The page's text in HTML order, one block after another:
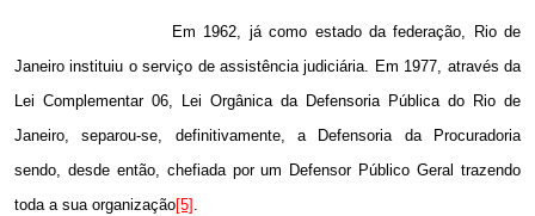
Em 1962, já como estado da federação, Rio de
Janeiro instituiu o serviço de assistência judiciária. Em 1977, através da
Lei Complementar 06, Lei Orgânica da Defensoria Pública do Rio de
Janeiro, separou-se, definitivamente, a Defensoria da Procuradoria
sendo, desde então, chefiada por um Defensor Público Geral trazendo
toda a sua organização[5] .